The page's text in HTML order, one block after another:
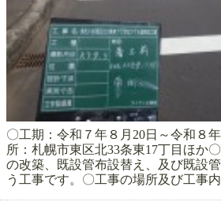
〇工期：令和７年８月20日～令和８
所：札幌市東区北33条東17丁目ほか
の改築、既設管布設替え、及び既設
う工事です。〇工事の場所及び工事